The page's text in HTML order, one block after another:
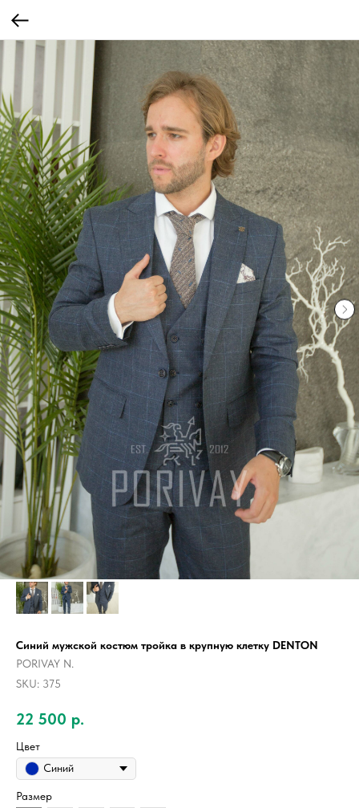
Синий мужской костюм тройка в крупную клетку DENTON
PORIVAY N.
SKU: 375
22 500 р.
Цвет
Синий
Размер